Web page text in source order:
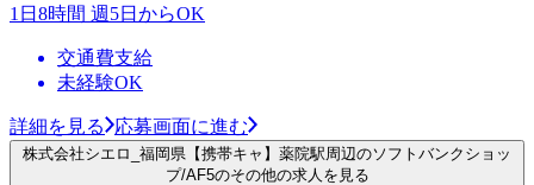
1日8時間 週5日からOK
交通費支給
未経験OK
詳細を見る 応募画面に進む
株式会社シエロ_福岡県【携帯キャ】薬院駅周辺のソフトバンクショッ
プ/AF5のその他の求人を見る